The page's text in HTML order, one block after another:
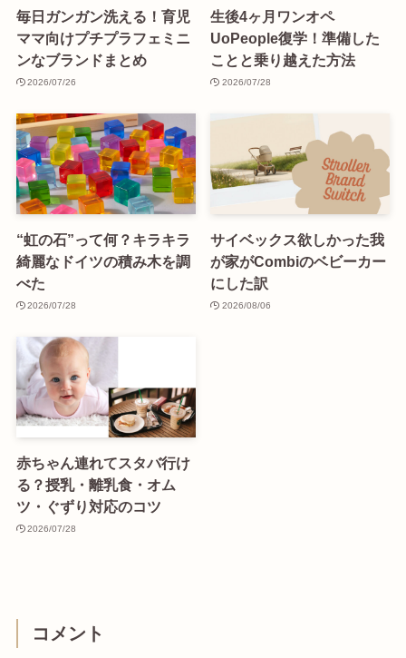
毎日ガンガン洗える！育児
ママ向けプチプラフェミニ
ンなブランドまとめ
2026/07/26
生後4ヶ月ワンオペ
UoPeople復学！準備した
ことと乗り越えた方法
2026/07/28
“虹の石”って何？キラキラ
綺麗なドイツの積み木を調
べた
2026/07/28
サイベックス欲しかった我
が家がCombiのベビーカー
にした訳
2026/08/06
赤ちゃん連れてスタバ行け
る？授乳・離乳食・オム
ツ・ぐずり対応のコツ
2026/07/28
コメント